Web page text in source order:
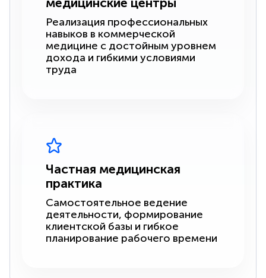
Реализация профессиональных
навыков в коммерческой
медицине с достойным уровнем
дохода и гибкими условиями
труда
Частная медицинская
практика
Самостоятельное ведение
деятельности, формирование
клиентской базы и гибкое
планирование рабочего времени